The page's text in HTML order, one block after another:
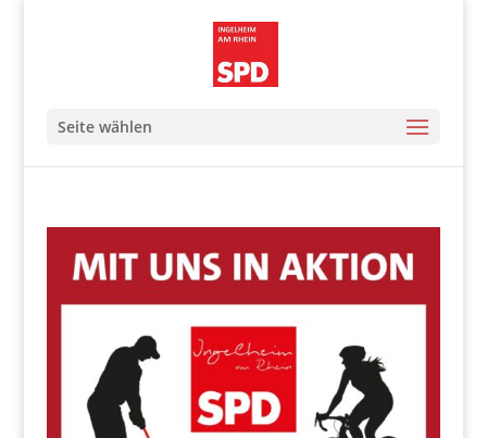
Seite wählen